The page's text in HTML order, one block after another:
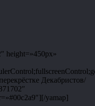
height=»450px»
Декабристов/
yamap]